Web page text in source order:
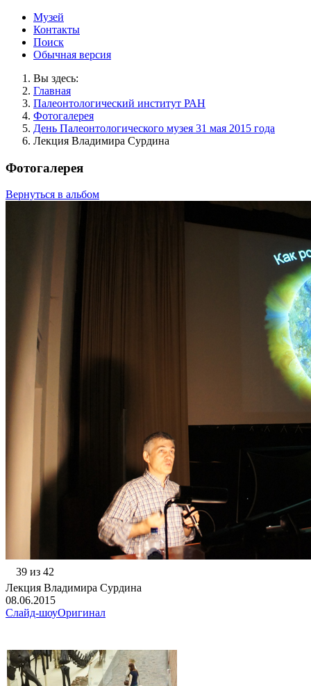
Музей
Контакты
Поиск
Обычная версия
Вы здесь:
Главная
Палеонтологический институт РАН
Фотогалерея
День Палеонтологического музея 31 мая 2015 года
Лекция Владимира Сурдина
Фотогалерея
Вернуться в альбом
39 из 42
Лекция Владимира Сурдина
08.06.2015
Слайд-шоуОригинал